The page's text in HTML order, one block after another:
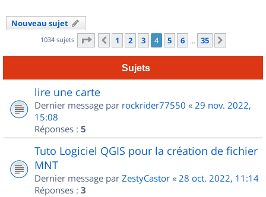
Nouveau sujet
1034 sujets Page 4sur35
Précédent
1 2 3 4 5 6 … 35
Sujets
lire une carte
Dernier message par rockrider77550 « 29 nov. 2022,
15:08
Réponses : 5
Tuto Logiciel QGIS pour la création de fichier
MNT
Dernier message par ZestyCastor « 28 oct. 2022, 11:14
Réponses : 3